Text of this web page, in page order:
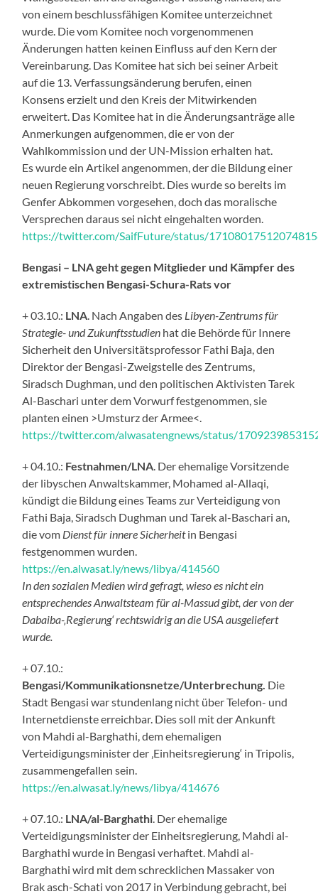
von einem beschlussfähigen Komitee unterzeichnet
wurde. Die vom Komitee noch vorgenommenen
Änderungen hatten keinen Einfluss auf den Kern der
Vereinbarung. Das Komitee hat sich bei seiner Arbeit
auf die 13. Verfassungsänderung berufen, einen
Konsens erzielt und den Kreis der Mitwirkenden
erweitert. Das Komitee hat in die Änderungsanträge alle
Anmerkungen aufgenommen, die er von der
Wahlkommission und der UN-Mission erhalten hat.
Es wurde ein Artikel angenommen, der die Bildung einer
neuen Regierung vorschreibt. Dies wurde so bereits im
Genfer Abkommen vorgesehen, doch das moralische
Versprechen daraus sei nicht eingehalten worden.
https://twitter.com/SaifFuture/status/
Bengasi – LNA geht gegen Mitglieder und Kämpfer des
extremistischen Bengasi-Schura-Rats vor
+ 03.10.: LNA . Nach Angaben des Libyen-Zentrums für
Strategie- und Zukunftsstudien hat die Behörde für Innere
Sicherheit den Universitätsprofessor Fathi Baja, den
Direktor der Bengasi-Zweigstelle des Zentrums,
Siradsch Dughman, und den politischen Aktivisten Tarek
Al-Baschari unter dem Vorwurf festgenommen, sie
planten einen >Umsturz der Armee<.
https://twitter.com/alwasatengnews/status/
+ 04.10.: Festnahmen/LNA . Der ehemalige Vorsitzende
der libyschen Anwaltskammer, Mohamed al-Allaqi,
kündigt die Bildung eines Teams zur Verteidigung von
Fathi Baja, Siradsch Dughman und Tarek al-Baschari an,
die vom Dienst für innere Sicherheitin Bengasi
festgenommen wurden.
https://en.alwasat.ly/news/libya/414560
In den sozialen Medien wird gefragt, wieso es nicht ein
entsprechendes Anwaltsteam für al-Massud gibt, der von der
Dabaiba-‚Regierung‘ rechtswidrig an die USA ausgeliefert
wurde.
+ 07.10.:
Bengasi/Kommunikationsnetze/Unterbrechung. Die
Stadt Bengasi war stundenlang nicht über Telefon- und
Internetdienste erreichbar. Dies soll mit der Ankunft
von Mahdi al-Barghathi, dem ehemaligen
Verteidigungsminister der ‚Einheitsregierung‘ in Tripolis,
zusammengefallen sein.
https://en.alwasat.ly/news/libya/414676
+ 07.10.: LNA/al-Barghathi . Der ehemalige
Verteidigungsminister der Einheitsregierung, Mahdi al-
Barghathi wurde in Bengasi verhaftet. Mahdi al-
Barghathi wird mit dem schrecklichen Massaker von
Brak asch-Schati von 2017 in Verbindung gebracht, bei